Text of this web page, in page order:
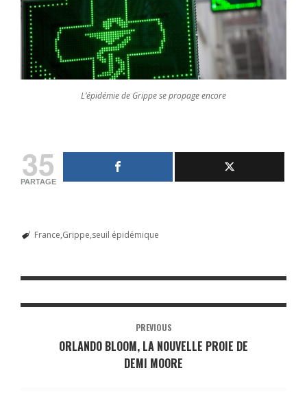
L’épidémie de Grippe se propage encore
35
PARTAGE
France Grippe seuil épidémique
PREVIOUS
ORLANDO BLOOM, LA NOUVELLE PROIE DE
DEMI MOORE